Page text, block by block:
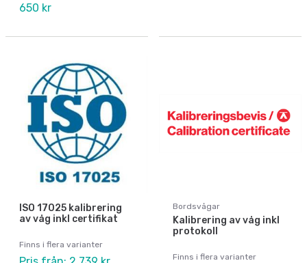
650 kr
ISO 17025 kalibrering
av våg inkl certifikat
Finns i flera varianter
Bordsvågar
Kalibrering av våg inkl
protokoll
Finns i flera varianter